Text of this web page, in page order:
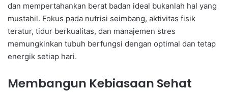
dan mempertahankan berat badan ideal bukanlah hal yang
mustahil. Fokus pada nutrisi seimbang, aktivitas fisik
teratur, tidur berkualitas, dan manajemen stres
memungkinkan tubuh berfungsi dengan optimal dan tetap
energik setiap hari.
Membangun Kebiasaan Sehat